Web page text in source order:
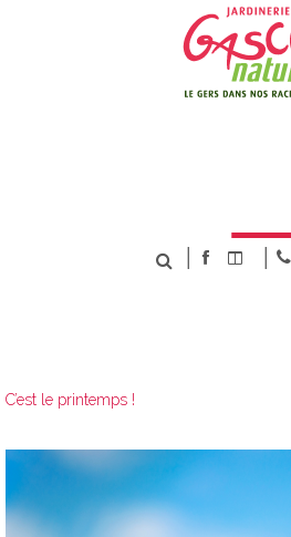
NOS MÉTIERS
SERVICES
NOS MAGASINS
C’est le printemps !